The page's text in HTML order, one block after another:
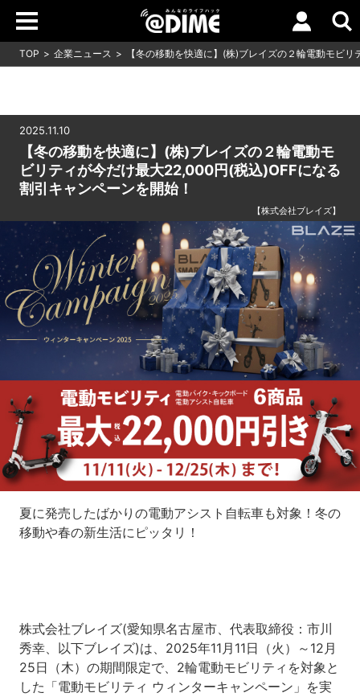
TOP 企業ニュース 【冬の移動を快適に】(株)ブレイズの２輪電動モビ
2025.11.10
【冬の移動を快適に】(株)ブレイズの２輪電動モ
ビリティが今だけ最大22,000円(税込)OFFになる
割引キャンペーンを開始！
【株式会社ブレイズ】
夏に発売したばかりの電動アシスト自転車も対象！冬の
移動や春の新生活にピッタリ！
株式会社ブレイズ(愛知県名古屋市、代表取締役：市川
秀幸、以下ブレイズ)は、2025年11月11日（火）～12月
25日（木）の期間限定で、2輪電動モビリティを対象と
した「電動モビリティ ウィンターキャンペーン」を実